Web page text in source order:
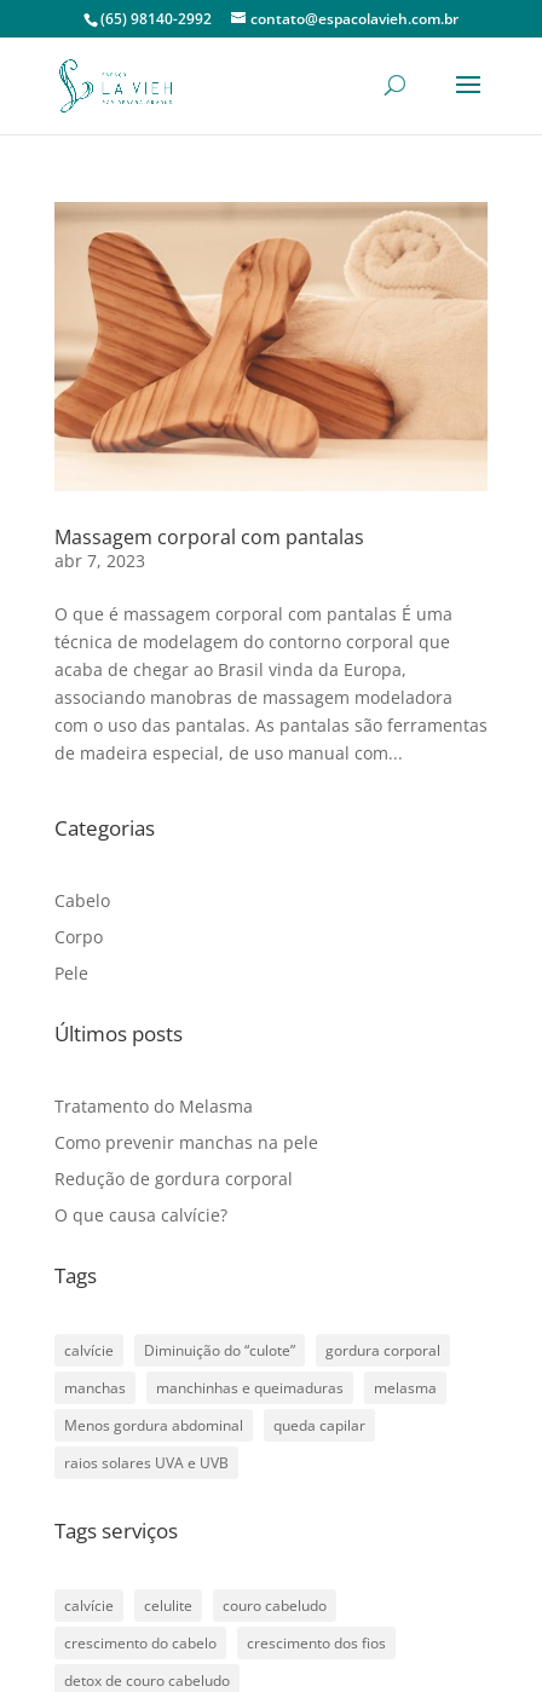
(65) 98140-2992 contato@espacolavieh.com.br
Massagem corporal com pantalas
abr 7, 2023
O que é massagem corporal com pantalas É uma
técnica de modelagem do contorno corporal que
acaba de chegar ao Brasil vinda da Europa,
associando manobras de massagem modeladora
com o uso das pantalas. As pantalas são ferramentas
de madeira especial, de uso manual com...
Categorias
Cabelo
Corpo
Pele
Últimos posts
Tratamento do Melasma
Como prevenir manchas na pele
Redução de gordura corporal
O que causa calvície?
Tags
calvície Diminuição do “culote”
gordura corporal
manchas
manchinhas e queimaduras
melasma
Menos gordura abdominal
queda capilar
raios solares UVA e UVB
Tags serviços
calvície celulite
couro cabeludo
crescimento do cabelo
crescimento dos fios
detox de couro cabeludo